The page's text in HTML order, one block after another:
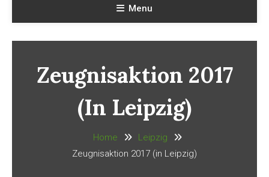
Menu
Zeugnisaktion 2017
(in Leipzig)
Home
Leipzig
Zeugnisaktion 2017 (in Leipzig)